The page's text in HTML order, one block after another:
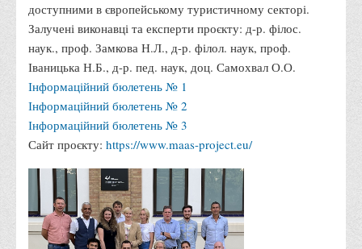
Дії населення в умовах надзвичайних ситуацій воєнного
характеру
Правила безпечної поведінки учасників освітнього процесу в
умовах війни
Що можна і не можна знімати, показувати під час війни
Контакти державних та громадських організацій, які
допомагають тим, хто пережили сексуальне насильство,
пов'язане з конфліктом та їх родинам у Вінницькій області
10 точних фактів про наркотики. З’ясуй правду про
наркотики. Врятуй чиєсь життя
Контакти
доступними в європейському туристичному секторі.
Залучені виконавці та експерти проєкту: д-р. філос.
наук., проф. Замкова Н.Л., д-р. філол. наук, проф.
Іваницька Н.Б., д-р. пед. наук, доц. Самохвал О.О.
Інформаційний бюлетень № 1
Інформаційний бюлетень № 2
Інформаційний бюлетень № 3
Сайт проєкту: https://www.maas-project.eu/